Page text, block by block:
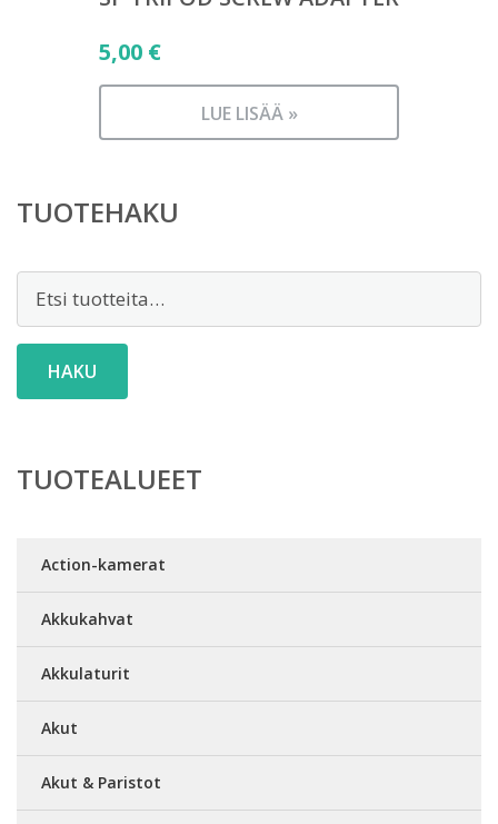
5,00 €
LUE LISÄÄ »
TUOTEHAKU
Etsi:
HAKU
TUOTEALUEET
Action-kamerat
Akkukahvat
Akkulaturit
Akut
Akut & Paristot